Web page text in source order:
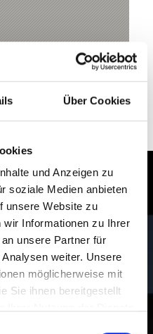
Über Cookies
und Anzeigen zu
soziale Medien anbieten
unsere Website zu
wir Informationen zu Ihrer
unsere Partner für
weiter. Unsere
möglicherweise mit
Sie ihnen bereitgestellt
in Südtirol
Urlauber im
und Skitouren bis
und topmodernen